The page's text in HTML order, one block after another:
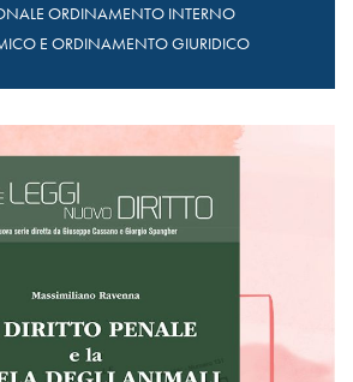
ORDINAMENTO INTERNO
E ORDINAMENTO GIURIDICO